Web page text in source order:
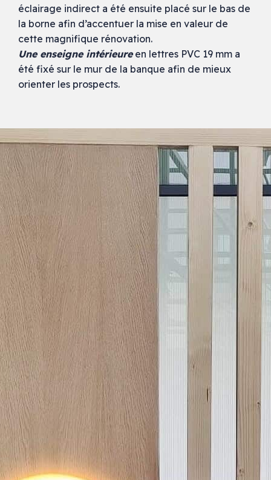
éclairage indirect a été ensuite placé sur le bas de
la borne afin d’accentuer la mise en valeur de
cette magnifique rénovation.
Une enseigne intérieureen lettres PVC 19 mm a
été fixé sur le mur de la banque afin de mieux
orienter les prospects.